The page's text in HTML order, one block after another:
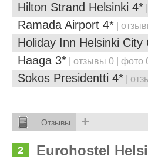
Hilton Strand Helsinki 4*
Ramada Airport 4* |
Holiday Inn Helsinki City
Haaga 3* | отзывы 0 | фото
Sokos Presidentti 4* |
Отзывы +
2 Eurohostel